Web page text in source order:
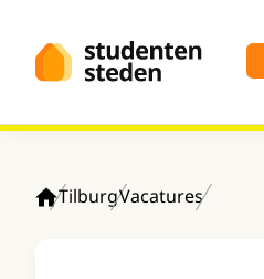
TilburgVacatures